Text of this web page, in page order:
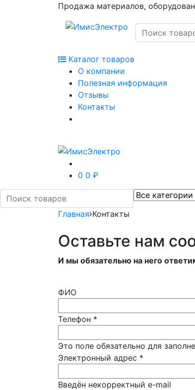
Продажа материалов,
Каталог товаров
О компании
Полезная информация
Отзывы
Контакты
0 0 ₽
Главная Контакты
Оставьте нам
И мы обязательно на него
ФИО
Телефон *
Это поле обязательно для
Электронный адрес *
Введён некорректный e-mail